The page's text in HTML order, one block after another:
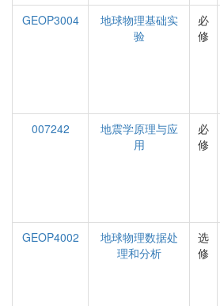
GEOP3004
地球物理基础实
验
必
修
007242
地震学原理与应
用
必
修
GEOP4002
地球物理数据处
理和分析
选
修